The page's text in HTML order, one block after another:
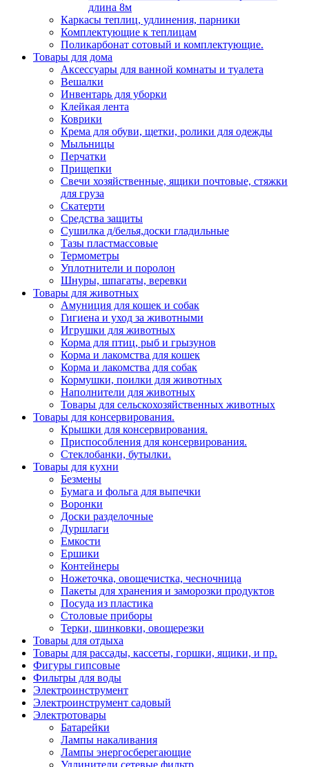
длина 8м
Каркасы теплиц, удлинения, парники
Комплектующие к теплицам
Поликарбонат сотовый и комплектующие.
Товары для дома
Аксессуары для ванной комнаты и туалета
Вешалки
Инвентарь для уборки
Клейкая лента
Коврики
Крема для обуви, щетки, ролики для одежды
Мыльницы
Перчатки
Прищепки
Свечи хозяйственные, ящики почтовые, стяжки
для груза
Скатерти
Средства защиты
Сушилка д/белья,доски гладильные
Тазы пластмассовые
Термометры
Уплотнители и поролон
Шнуры, шпагаты, веревки
Товары для животных
Амуниция для кошек и собак
Гигиена и уход за животными
Игрушки для животных
Корма для птиц, рыб и грызунов
Корма и лакомства для кошек
Корма и лакомства для собак
Кормушки, поилки для животных
Наполнители для животных
Товары для сельскохозяйственных животных
Товары для консервирования.
Крышки для консервирования.
Приспособления для консервирования.
Стеклобанки, бутылки.
Товары для кухни
Безмены
Бумага и фольга для выпечки
Воронки
Доски разделочные
Дуршлаги
Емкости
Ершики
Контейнеры
Ножеточка, овощечистка, чесночница
Пакеты для хранения и заморозки продуктов
Посуда из пластика
Столовые приборы
Терки, шинковки, овощерезки
Товары для отдыха
Товары для рассады, кассеты, горшки, ящики, и пр.
Фигуры гипсовые
Фильтры для воды
Электроинструмент
Электроинструмент садовый
Электротовары
Батарейки
Лампы накаливания
Лампы энергосберегающие